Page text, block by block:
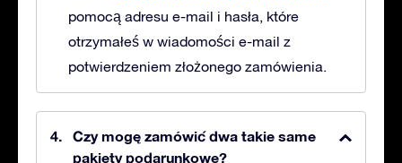
pomocą adresu e-mail i hasła, które
otrzymałeś w wiadomości e-mail z
potwierdzeniem złożonego zamówienia.
Czy mogę zamówić dwa takie same
pakiety podarunkowe?